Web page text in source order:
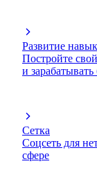
Развитие
Постройте
и
Сетка
Соцсеть для
сфере